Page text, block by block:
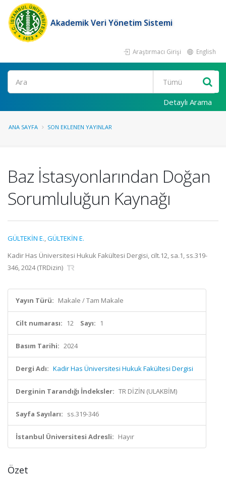
Akademik Veri Yönetim Sistemi
Araştırmacı Girişi English
Ara
Detaylı Arama
ANA SAYFA SON EKLENEN YAYINLAR
Baz İstasyonlarından Doğan
Sorumluluğun Kaynağı
GÜLTEKİN E.,GÜLTEKİN E.
Kadir Has Üniversitesi Hukuk Fakültesi Dergisi, cilt.12, sa.1, ss.319-
346, 2024 (TRDizin)
Yayın Türü: Makale / Tam Makale
Cilt numarası: 12 Sayı: 1
Basım Tarihi: 2024
Dergi Adı: Kadir Has Üniversitesi Hukuk Fakültesi Dergisi
Derginin Tarandığı İndeksler: TR DİZİN (ULAKBİM)
Sayfa Sayıları: ss.319-346
İstanbul Üniversitesi Adresli: Hayır
Özet